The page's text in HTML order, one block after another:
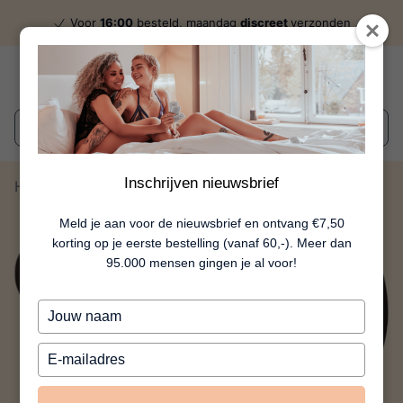
Inschrijven nieuwsbrief
Meld je aan voor de nieuwsbrief en ontvang €7,50
korting op je eerste bestelling (vanaf 60,-). Meer dan
95.000 mensen gingen je al voor!
Typ
je
naam
Typ
je
e-
Voor 16:00 besteld, maandag discreetverzonden
Wat zoek je?
Home Ixeras M